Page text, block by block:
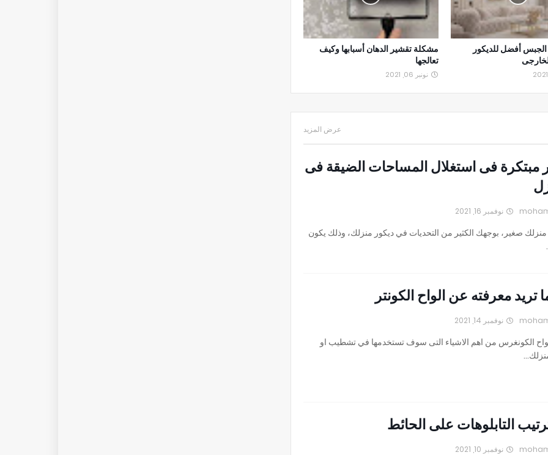
الجبس أفضل للديكور
مشكلة تقشير الدهان أسبابها وكيف
تعالجها
نونبر 06, 2021
عرض المزيد
مبتكرة فى استغلال المساحات الضيقة فى
نوفمبر 16, 2021
منزلك صغير، بوجهك الكثير من التحديات في ديكور منزلك، وذلك يكون
تريد معرفته عن الواح الكونتر
نوفمبر 14, 2021
الكونغرس من اهم الاشياء التى سوف تستخدمها في تشطيب او
التابلوهات على الحائط
نوفمبر 10, 2021